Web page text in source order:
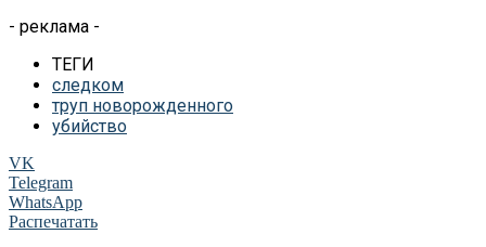
- реклама -
ТЕГИ
следком
труп новорожденного
убийство
VK
Telegram
WhatsApp
Распечатать